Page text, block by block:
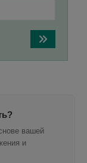
вашей
и